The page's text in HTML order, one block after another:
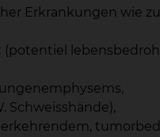
Erkrankungen wie
Schweisshände),